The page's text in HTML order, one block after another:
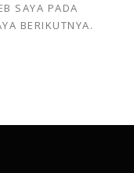
SAYA PADA
BERIKUTNYA.